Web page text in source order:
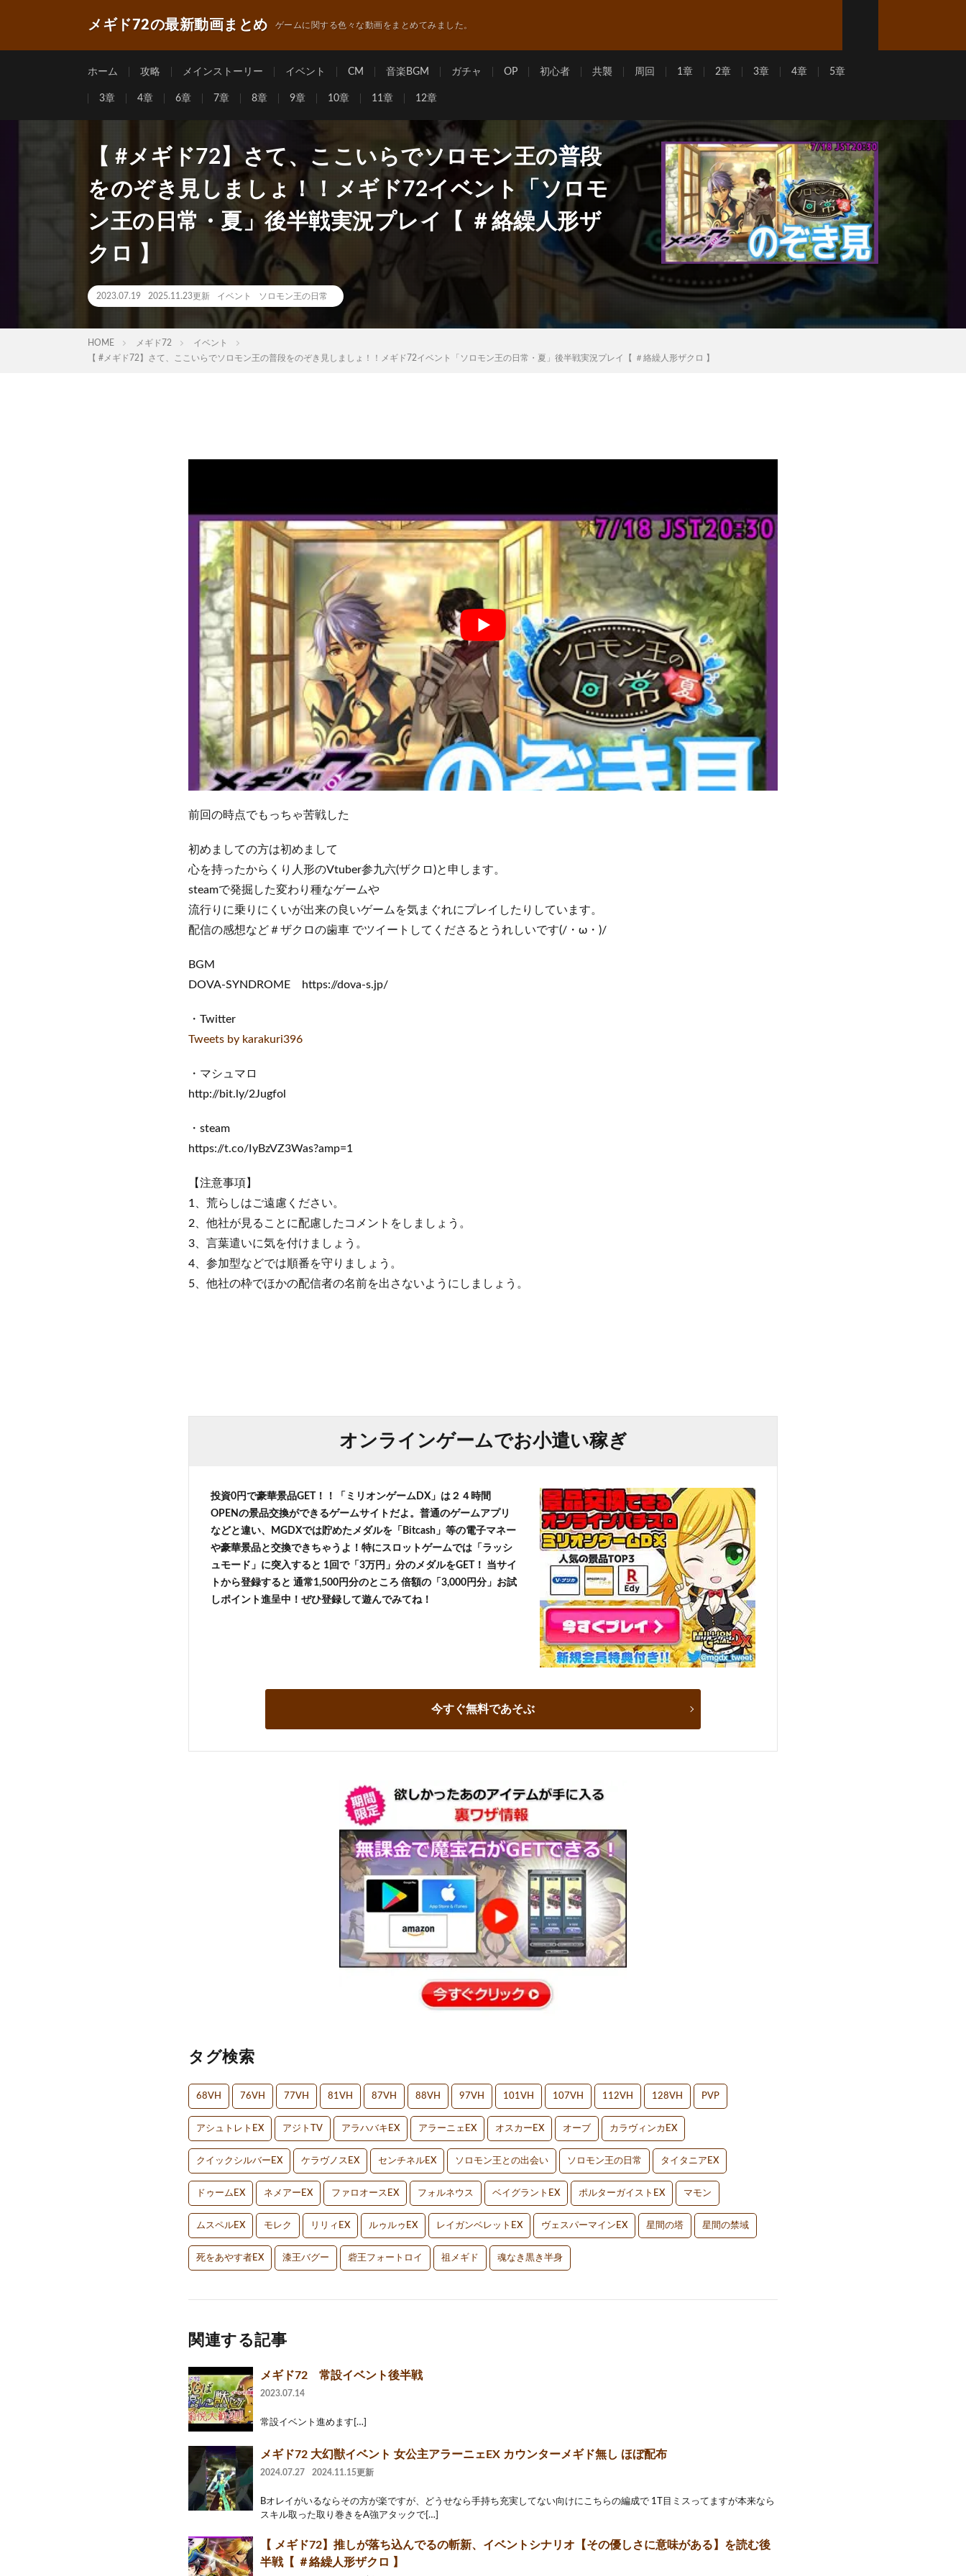
メギド72の最新動画まとめ ゲームに関する色々な動画をまとめてみました。
ホーム 攻略 メインストーリー イベント CM 音楽BGM ガチャ OP 初心者 共襲 周回 1章 2章 3章 4章 5章
3章 4章 6章 7章 8章 9章 10章 11章 12章
【 #メギド72】さて、ここいらでソロモン王の普段
をのぞき見しましょ！！メギド72イベント「ソロモ
ン王の日常・夏」後半戦実況プレイ【 ＃絡繰人形ザ
クロ 】
2023.07.19 2025.11.23更新 イベント ソロモン王の日常
HOME メギド72
イベント
【 #メギド72】さて、ここいらでソロモン王の普段をのぞき見しましょ！！メギド72イベント「ソロモン王の日常・夏」後半戦実況プレイ【 ＃絡繰人形ザクロ 】
前回の時点でもっちゃ苦戦した
初めましての方は初めまして
心を持ったからくり人形のVtuber参九六(ザクロ)と申します。
steamで発掘した変わり種なゲームや
流行りに乗りにくいが出来の良いゲームを気まぐれにプレイしたりしています。
配信の感想など＃ザクロの歯車 でツイートしてくださるとうれしいです(/・ω・)/
BGM
DOVA-SYNDROME https://dova-s.jp/
・Twitter
Tweets by karakuri396
・マシュマロ
http://bit.ly/2Jugfol
・steam
https://t.co/IyBzVZ3Was?amp=1
【注意事項】
1、荒らしはご遠慮ください。
2、他社が見ることに配慮したコメントをしましょう。
3、言葉遣いに気を付けましょう。
4、参加型などでは順番を守りましょう。
5、他社の枠でほかの配信者の名前を出さないようにしましょう。
オンラインゲームでお小遣い稼ぎ
投資0円で豪華景品GET！！「ミリオンゲームDX」は２４時間
OPENの景品交換ができるゲームサイトだよ。普通のゲームアプリ
などと違い、MGDXでは貯めたメダルを「Bitcash」等の電子マネー
や豪華景品と交換できちゃうよ！特にスロットゲームでは「ラッシ
ュモード」に突入すると 1回で「3万円」分のメダルをGET！ 当サイ
トから登録すると 通常1,500円分のところ 倍額の「3,000円分」お試
しポイント進呈中！ぜひ登録して遊んでみてね！
今すぐ無料であそぶ
タグ検索
68VH 76VH 77VH 81VH 87VH 88VH 97VH 101VH 107VH 112VH 128VH PVP
アシュトレトEX アジトTV アラハバキEX アラーニェEX オスカーEX オーブ カラヴィンカEX
クイックシルバーEX ケラヴノスEX センチネルEX ソロモン王との出会い ソロモン王の日常 タイタニアEX
ドゥームEX ネメアーEX ファロオースEX フォルネウス ベイグラントEX ポルターガイストEX マモン
ムスペルEX モレク リリィEX ルゥルゥEX レイガンベレットEX ヴェスパーマインEX 星間の塔 星間の禁域
死をあやす者EX 漆王バグー 砦王フォートロイ 祖メギド 魂なき黒き半身
関連する記事
メギド72 常設イベント後半戦
2023.07.14
常設イベント進めます[…]
メギド72 大幻獣イベント 女公主アラーニェEX カウンターメギド無し ほぼ配布
2024.07.27 2024.11.15更新
Bオレイがいるならその方が楽ですが、どうせなら手持ち充実してない向けにこちらの編成で 1T目ミスってますが本来なら
スキル取った取り巻きをA強アタックで[…]
【 メギド72】推しが落ち込んでるの斬新、イベントシナリオ【その優しさに意味がある】を読む後
半戦【 ＃絡繰人形ザクロ 】